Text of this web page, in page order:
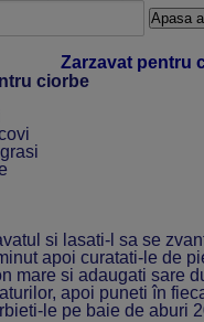
Zarzavat pentru
ciorbe
si lasati-l sa se
apoi curatati-le de
mare si adaugati sare
apoi puneti în
le pe baie de aburi